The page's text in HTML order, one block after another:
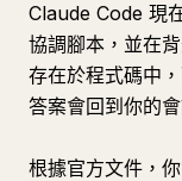
Claude Code 現
協調腳本，並在
存在於程式碼中
答案會回到你的會
根據官方文件，